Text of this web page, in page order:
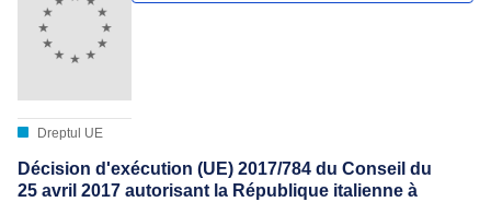
Dreptul UE
Décision d'exécution (UE) 2017/784 du Conseil du
25 avril 2017 autorisant la République italienne à